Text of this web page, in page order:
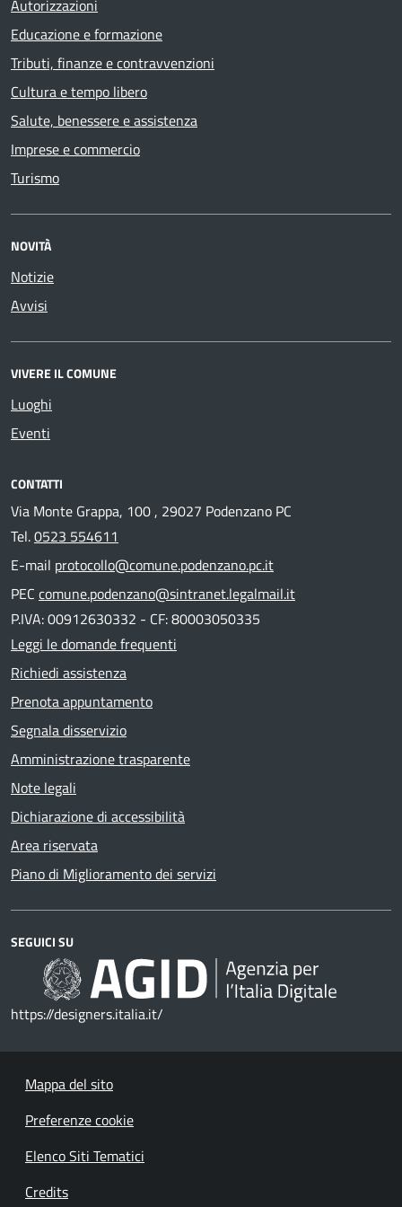
Autorizzazioni
Educazione e formazione
Tributi, finanze e contravvenzioni
Cultura e tempo libero
Salute, benessere e assistenza
Imprese e commercio
Turismo
NOVITÀ
Notizie
Avvisi
VIVERE IL COMUNE
Luoghi
Eventi
CONTATTI
Via Monte Grappa, 100 , 29027 Podenzano PC
Tel.0523 554611
E-mail protocollo@comune.podenzano.pc.it
PEC comune.podenzano@sintranet.legalmail.it
P.IVA: 00912630332 - CF: 80003050335
Leggi le domande frequenti
Richiedi assistenza
Prenota appuntamento
Segnala disservizio
Amministrazione trasparente
Note legali
Dichiarazione di accessibilità
Area riservata
Piano di Miglioramento dei servizi
SEGUICI SU
https://designers.italia.it/
Mappa del sito
Preferenze cookie
Elenco Siti Tematici
Credits